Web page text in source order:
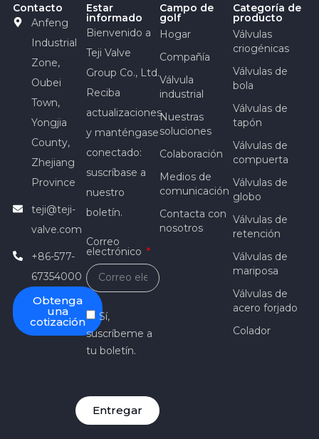
Contacto
Anfeng
Industrial
Zone,
Oubei
Town,
Yongjia
County,
Zhejiang
Province
teji@teji-
valve.com
+86-577-
67354000
Obtenga
una
cotización
Estar
informado
Bienvenido a
Teji Valve
Group Co., Ltd.
Reciba
actualizaciones
y manténgase
conectado:
suscríbase a
nuestro
boletín.
Correo
electrónico
Sí,
suscríbeme a
tu boletín.
Entregar
Campo de
golf
Hogar
Compañía
Válvula
industrial
Nuestras
soluciones
Colaboración
Medios de
comunicación
Contacta con
nosotros
Categoría de
producto
Válvulas
criogénicas
Válvulas de
bola
Válvulas de
tapón
Válvulas de
compuerta
Válvulas de
globo
Válvulas de
retención
Válvulas de
mariposa
Válvulas de
acero forjado
Colador